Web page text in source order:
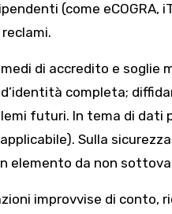
(come eCOGRA,
di accredito e soglie
completa;
futuri. In tema di dati
Sulla
elemento da non
improvvise di conto,